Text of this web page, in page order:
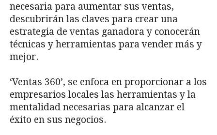
necesaria para aumentar sus ventas,
descubrirán las claves para crear una
estrategia de ventas ganadora y conocerán
técnicas y herramientas para vender más y
mejor.
‘Ventas 360’, se enfoca en proporcionar a los
empresarios locales las herramientas y la
mentalidad necesarias para alcanzar el
éxito en sus negocios.